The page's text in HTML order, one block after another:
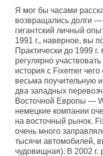
Я мог бы часами
возвращались долги
гигантский личный
1991 г., наверное, вы
Практически до 1999
регулярно
история с Fixemer
весьма поучительную
два западных
Восточной Европы —
немецкие компании
на восточный рынок.
очень много
тысячи автомобилей,
чудовищная). В 2002 г.